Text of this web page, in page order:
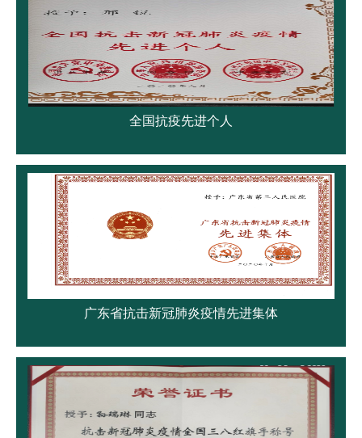
全国抗疫先进个人
广东省抗击新冠肺炎疫情先进集体